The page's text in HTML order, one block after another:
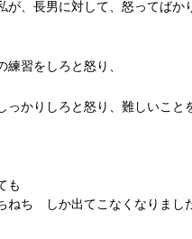
が、長男に対して、怒ってばか
習をしろと怒り、
っかりしろと怒り、難しいこと
も
ねち しか出てこなくなりまし